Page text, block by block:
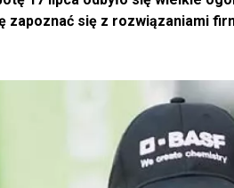
się z rozwiązaniami